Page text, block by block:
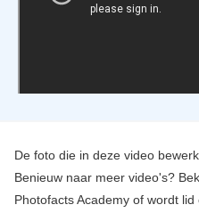
De foto die in deze video
Benieuw naar meer video's?
Photofacts Academy of wordt